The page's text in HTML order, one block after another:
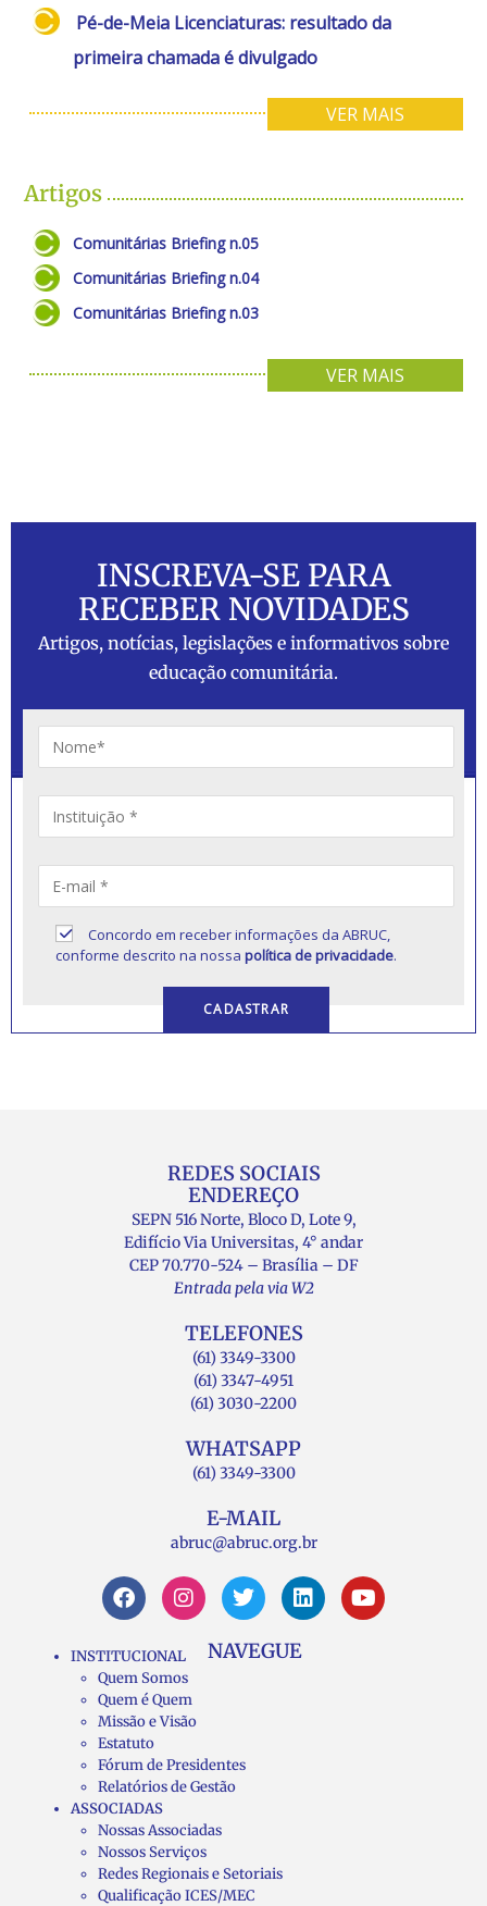
Pé-de-Meia Licenciaturas: resultado da
primeira chamada é divulgado
VER MAIS
Artigos
Comunitárias Briefing n.05
Comunitárias Briefing n.04
Comunitárias Briefing n.03
VER MAIS
INSCREVA-SE PARA
RECEBER NOVIDADES
Artigos, notícias, legislações e informativos sobre
educação comunitária.
Concordo em receber informações da ABRUC,
conforme descrito na nossapolítica de privacidade.
REDES SOCIAIS
ENDEREÇO
SEPN 516 Norte, Bloco D, Lote 9,
Edifício Via Universitas, 4° andar
CEP 70.770-524 – Brasília – DF
Entrada pela via W2
TELEFONES
(61) 3349-3300
(61) 3347-4951
(61) 3030-2200
WHATSAPP
(61) 3349-3300
E-MAIL
abruc@abruc.org.br
NAVEGUE
INSTITUCIONAL
Quem Somos
Quem é Quem
Missão e Visão
Estatuto
Fórum de Presidentes
Relatórios de Gestão
ASSOCIADAS
Nossas Associadas
Nossos Serviços
Redes Regionais e Setoriais
Qualificação ICES/MEC